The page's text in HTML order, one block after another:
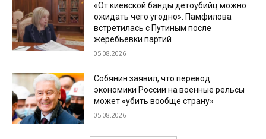
«От киевской банды детоубийц можно
ожидать чего угодно». Памфилова
встретилась с Путиным после
жеребьевки партий
05.08.2026
Собянин заявил, что перевод
экономики России на военные рельсы
может «убить вообще страну»
05.08.2026